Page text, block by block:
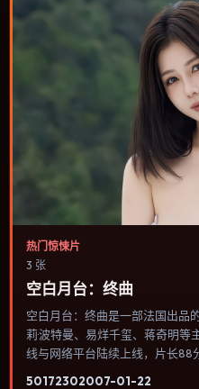
热门惊悚片
3 张
空白月台：终曲
空白月台：终曲是一部法国出品
莉·波特曼、易烊千玺、蒋奇明
线与网络平台陆续上线，片长88
50172302007-01-22